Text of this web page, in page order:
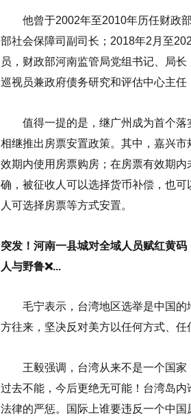
他曾于2002年至2010年历任财政部
部社会保障司副司长；2018年2月至
员，财政部河南监管局党组书记、局
巡视员兼政府债务研究和评估中心主
值得一提的是，继广州成为首个落
相继推出房票安置政策。其中，嘉兴
效期内使用房票购房；在房票有效期
确，被征收人可以选择货币补偿，也
人可选择房票等方式安置。
突发！河南一县城对全域人员赋红黄
人与野鲁❌...
毛宁表示，台湾地区选举是中国的
方往来，坚决反对美方以任何方式、
王毅强调，台湾从来不是一个国家
过去不能，今后更绝无可能！台湾岛内
法律的严惩。国际上谁要违反一个中